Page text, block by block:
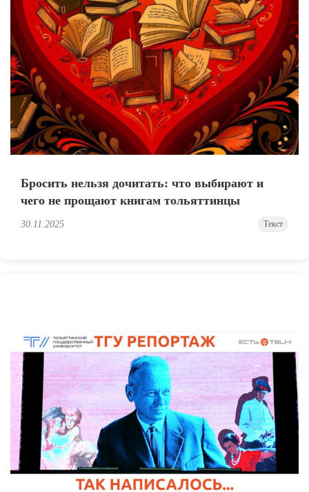
Бросить нельзя дочитать: что выбирают и
чего не прощают книгам тольяттинцы
30.11.2025 Текст